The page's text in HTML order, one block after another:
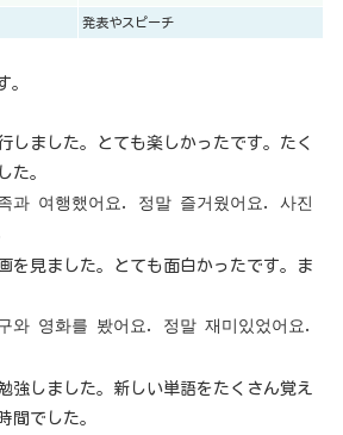
発表やスピーチ
。
しました。とても楽しかったです。たく
た。
과 여행했어요. 정말 즐거웠어요. 사진
を見ました。とても面白かったです。ま
와 영화를 봤어요. 정말 재미있었어요.
強しました。新しい単語をたくさん覚え
間でした。